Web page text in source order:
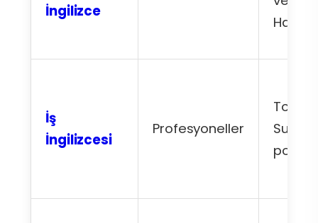
İngilizce
Hayat
İş
İngilizcesi
Profesyoneller
posta